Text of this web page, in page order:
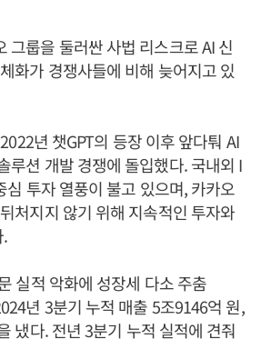
그룹을 둘러싼 사법 리스크로 AI 신
화가 경쟁사들에 비해 늦어지고 있
년 챗GPT의 등장 이후 앞다퉈 AI
루션 개발 경쟁에 돌입했다. 국내외 I
심 투자 열풍이 불고 있으며, 카카오
처지지 않기 위해 지속적인 투자와
.
실적 악화에 성장세 다소 주춤
년 3분기 누적 매출 5조9146억 원,
냈다. 전년 3분기 누적 실적에 견줘